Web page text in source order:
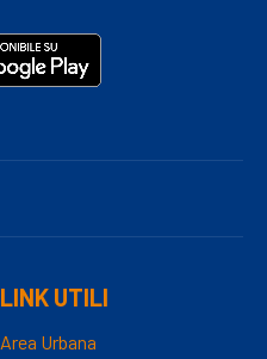
LINK UTILI
Area Urbana